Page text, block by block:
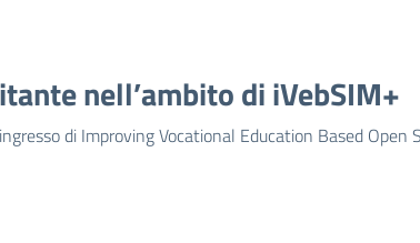
nell’ambito di iVebSIM+
di Improving Vocational Education Based